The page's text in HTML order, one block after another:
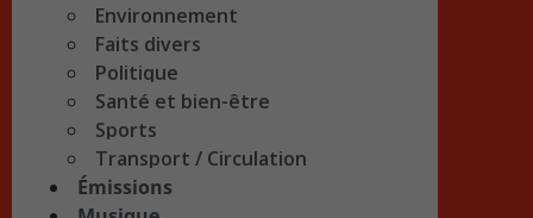
Environnement
Faits divers
Politique
Santé et bien-être
Sports
Transport / Circulation
Émissions